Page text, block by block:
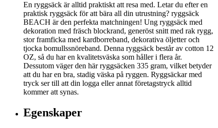
En ryggsäck är alltid praktiskt att resa med. Letar du efter en
praktisk ryggsäck för att bära all din utrustning? ryggsäck
BEACH är den perfekta matchningen! Ung ryggsäck med
dekoration med fräsch blockrand, generöst snitt med rak rygg,
stor framficka med kardborreband, dekorativa öljetter och
tjocka bomullssnöreband. Denna ryggsäck består av cotton 12
OZ, så du har en kvalitetsväska som håller i flera år.
Dessutom väger den här ryggsäcken 335 gram, vilket betyder
att du har en bra, stadig väska på ryggen. Ryggsäckar med
tryck ser till att din logga eller annat företagstryck alltid
kommer att synas.
Egenskaper